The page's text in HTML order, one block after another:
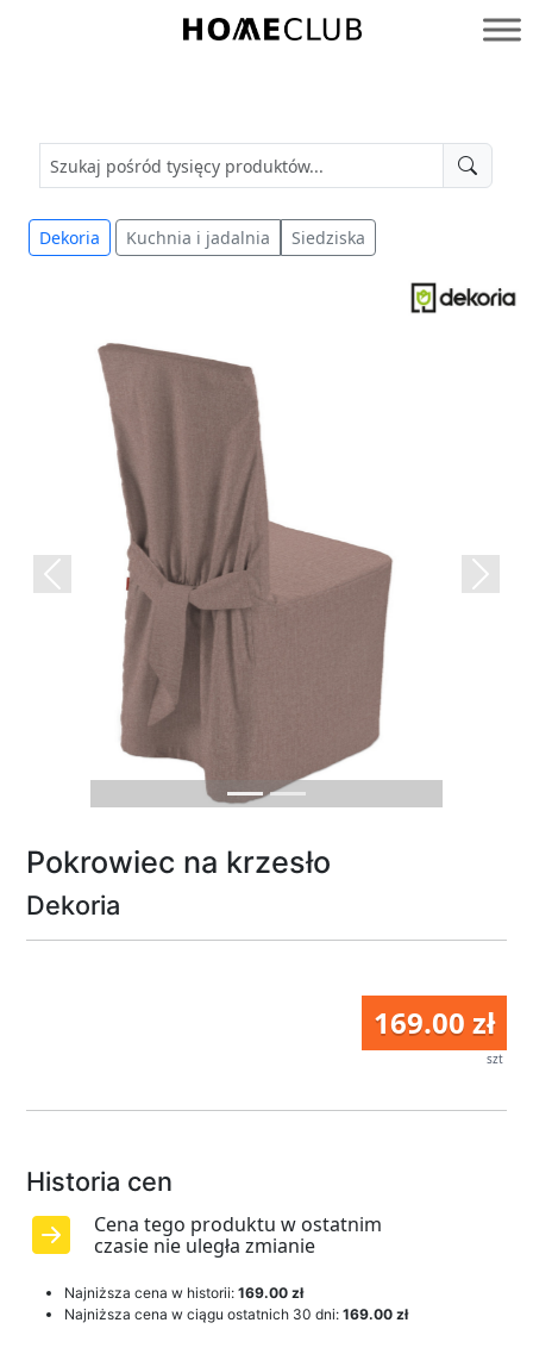
Homeclub
Dekoria Kuchnia i jadalnia Siedziska
Previous Next
Pokrowiec na krzesło
Dekoria
169.00 zł
szt
Historia cen
Cena tego produktu w ostatnim
czasie nie uległa zmianie
Najniższa cena w historii: 169.00 zł
Najniższa cena w ciągu ostatnich 30 dni: 169.00 zł